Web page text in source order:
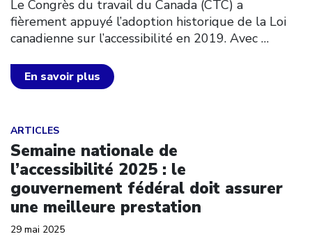
Le Congrès du travail du Canada (CTC) a
fièrement appuyé l’adoption historique de la Loi
canadienne sur l’accessibilité en 2019. Avec …
En savoir plus
ARTICLES
Semaine nationale de
l’accessibilité 2025 : le
gouvernement fédéral doit assurer
une meilleure prestation
29 mai 2025
Click to open the link